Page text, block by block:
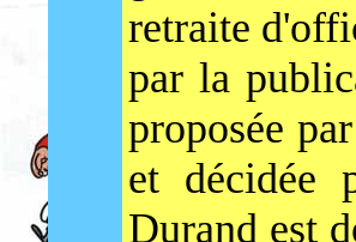
retraite
par la
proposée
et décidée
Durand est